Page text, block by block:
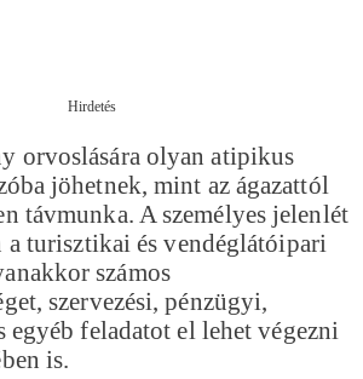
Hirdetés
orvoslására olyan atipikus
jöhetnek, mint az ágazattól
távmunka. A személyes jelenlét
turisztikai és vendéglátóipari
számos
szervezési, pénzügyi,
egyéb feladatot el lehet végezni
is.